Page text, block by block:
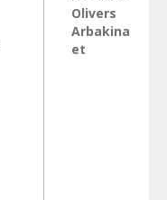
Olivers
Arbakina
et